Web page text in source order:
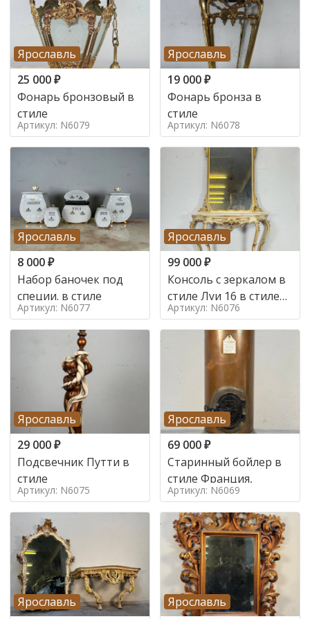
Ярославль
25 000₽
Фонарь бронзовый в
стиле
Артикул: N6079
Ярославль
19 000₽
Фонарь бронза в
стиле
Артикул: N6078
Ярославль
8 000₽
Набор баночек под
специи. в стиле
Артикул: N6077
Ярославль
99 000₽
Консоль с зеркалом в
стиле Луи 16 в стиле
Луи 16, Италия,
Артикул: N6076
Ярославль
29 000₽
Подсвечник Путти в
стиле
Артикул: N6075
Ярославль
69 000₽
Старинный бойлер в
стиле Франция,
Артикул: N6069
Ярославль
Ярославль